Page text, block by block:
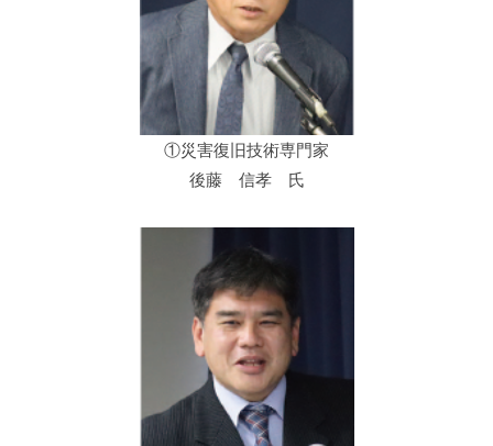
①災害復旧技術専門家
後藤 信孝 氏